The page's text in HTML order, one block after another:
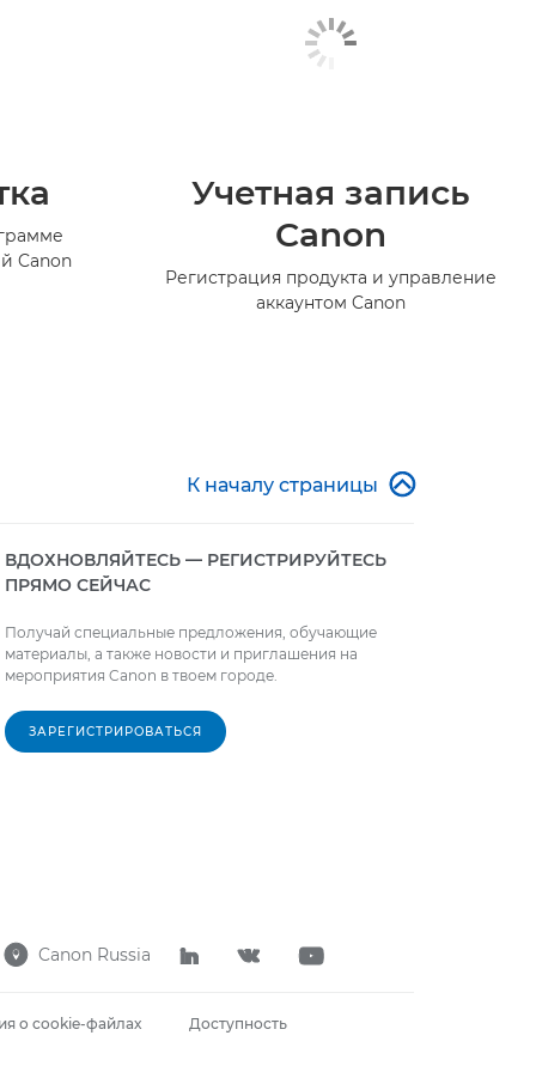
Canon
Учетная запись
Canon
Регистрация продукта и управление
аккаунтом Canon
К началу страницы 
ВДОХНОВЛЯЙТЕСЬ — РЕГИСТРИРУЙТЕСЬ
ПРЯМО СЕЙЧАС
Получай специальные предложения, обучающие
материалы, а также новости и приглашения на
мероприятия Canon в твоем городе.
ЗАРЕГИСТРИРОВАТЬСЯ
 Canon Russia   
о cookie-файлах Доступность